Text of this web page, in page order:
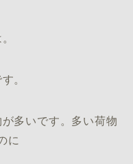
。
多いです。多い荷物
に